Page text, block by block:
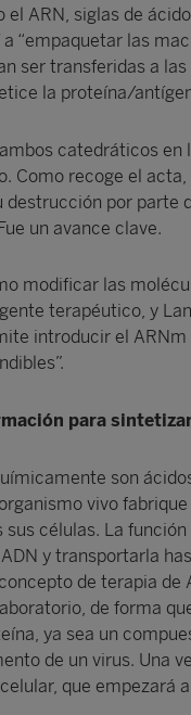
ARN, siglas de
“empaquetar las
ser transferidas a
la proteína/
catedráticos en
Como recoge el
por parte
un avance clave.
modificar las
terapéutico, y
introducir el ARNm
para
son
vivo
células. La
y transportarla
de terapia de
de forma
ya sea un
de un virus. Una
que empezará